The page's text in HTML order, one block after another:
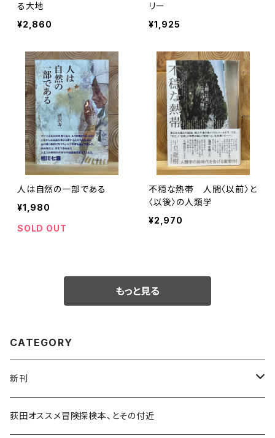
る大地
¥2,860
リー
¥1,925
人は自然の一部である
¥1,980
SOLD OUT
不穏な熱帯 人間〈以前〉と
〈以後〉の人類学
¥2,970
もっと見る
CATEGORY
新刊
和書
荻田オススメ冒険探検本、とその付近